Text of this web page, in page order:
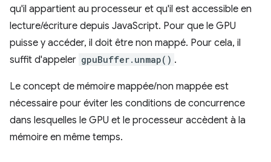
qu'il appartient au processeur et qu'il est accessible en
lecture/écriture depuis JavaScript. Pour que le GPU
puisse y accéder, il doit être non mappé. Pour cela, il
suffit d'appeler gpuBuffer.unmap() .
Le concept de mémoire mappée/non mappée est
nécessaire pour éviter les conditions de concurrence
dans lesquelles le GPU et le processeur accèdent à la
mémoire en même temps.